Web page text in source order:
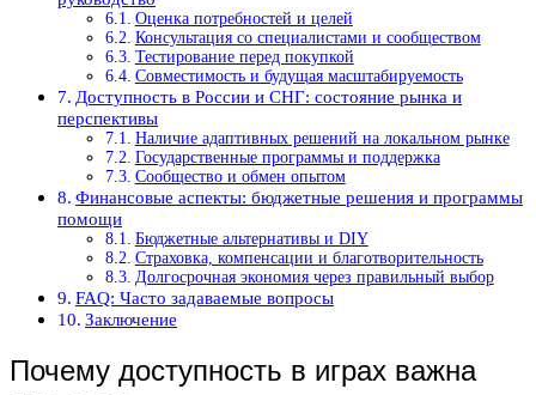
Оценка потребностей и целей
Консультация со специалистами и сообществом
Тестирование перед покупкой
Совместимость и будущая масштабируемость
Доступность в России и СНГ: состояние рынка и
перспективы
Наличие адаптивных решений на локальном рынке
Государственные программы и поддержка
Сообщество и обмен опытом
Финансовые аспекты: бюджетные решения и программы
помощи
Бюджетные альтернативы и DIY
Страховка, компенсации и благотворительность
Долгосрочная экономия через правильный выбор
FAQ: Часто задаваемые вопросы
Заключение
Почему доступность в играх важна